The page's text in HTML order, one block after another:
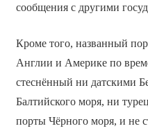
сообщения с другими
Кроме того, названный
Англии и Америке по
стеснённый ни датскими
Балтийского моря, ни
порты Чёрного моря, и не